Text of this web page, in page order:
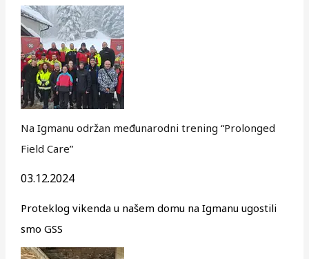
Na Igmanu održan međunarodni trening “Prolonged
Field Care”
03.12.2024
Proteklog vikenda u našem domu na Igmanu ugostili
smo GSS